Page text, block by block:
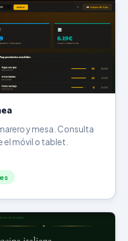
y mesa. Consulta
el móvil o tablet.